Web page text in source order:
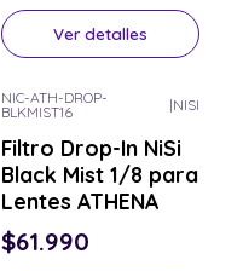
Ver detalles
Consulta por el tuyo
NIC-ATH-DROP-
BLKMIST16
|NISI
Filtro Drop-In NiSi
Black Mist 1/8 para
Lentes ATHENA
$61.990